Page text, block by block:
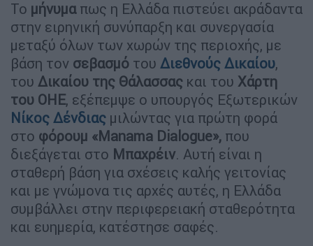
Το μήνυμαπως η Ελλάδα πιστεύει ακράδαντα
στην ειρηνική συνύπαρξη και συνεργασία
μεταξύ όλων των χωρών της περιοχής, με
βάση τον σεβασμό του Διεθνούς Δικαίου,
του Δικαίου της Θάλασσας και του Χάρτη
του ΟΗΕ, εξέπεμψε ο υπουργός Εξωτερικών
Νίκος Δένδιας μιλώντας για πρώτη φορά
στο φόρουμ «Manama Dialogue», που
διεξάγεται στο Μπαχρέιν. Αυτή είναι η
σταθερή βάση για σχέσεις καλής γειτονίας
και με γνώμονα τις αρχές αυτές, η Ελλάδα
συμβάλλει στην περιφερειακή σταθερότητα
και ευημερία, κατέστησε σαφές.